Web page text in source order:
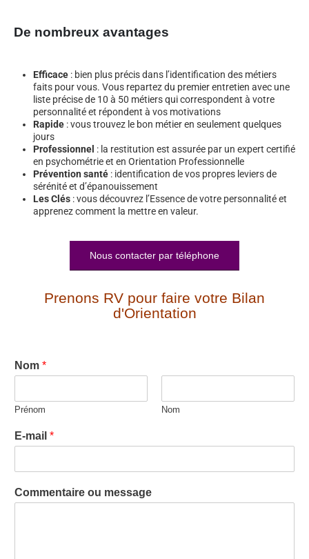
De nombreux avantages
Efficace : bien plus précis dans l’identification des métiers
faits pour vous. Vous repartez du premier entretien avec une
liste précise de 10 à 50 métiers qui correspondent à votre
personnalité et répondent à vos motivations
Rapide : vous trouvez le bon métier en seulement quelques
jours
Professionnel : la restitution est assurée par un expert certifié
en psychométrie et en Orientation Professionnelle
Prévention santé : identification de vos propres leviers de
sérénité et d’épanouissement
Les Clés : vous découvrez l’Essence de votre personnalité et
apprenez comment la mettre en valeur.
Nous contacter par téléphone
Prenons RV pour faire votre Bilan
d'Orientation
Nom *
Prénom Nom
E-mail *
Commentaire ou message